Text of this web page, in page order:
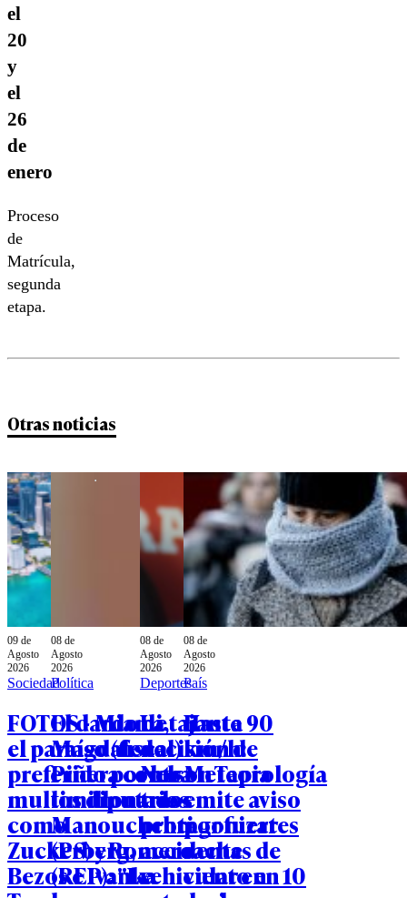
el
20
y
el
26
de
enero
Proceso
de
Matrícula,
segunda
etapa.
Otras noticias
09 de
Agosto
2026
Sociedad
FOTOS - Miami,
el paraíso (fiscal)
preferido por los
multimillonarios
como
Zuckerberg,
Bezos e Ivanka
08 de
Agosto
2026
Política
El dardo de
Magdalena
Piñera contra
los diputados
Manouchehri
(PS) y Romero
(REP): "Le
08 de
Agosto
2026
Deportes
La tajante
decisión de
Nelson Tapia
tras
protagonizar
accidente
vehicular en
08 de
Agosto
2026
País
Hasta 90
km/h:
Meteorología
emite aviso
por fuertes
rachas de
viento en 10